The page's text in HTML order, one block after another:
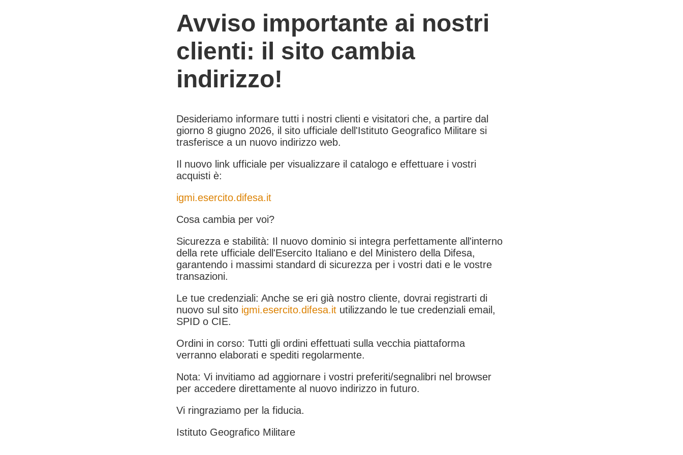
Avviso importante ai nostri
clienti: il sito cambia
indirizzo!
Desideriamo informare tutti i nostri clienti e visitatori che, a partire dal
giorno 8 giugno 2026, il sito ufficiale dell'Istituto Geografico Militare si
trasferisce a un nuovo indirizzo web.
Il nuovo link ufficiale per visualizzare il catalogo e effettuare i vostri
acquisti è:
igmi.esercito.difesa.it
Cosa cambia per voi?
Sicurezza e stabilità: Il nuovo dominio si integra perfettamente all'interno
della rete ufficiale dell'Esercito Italiano e del Ministero della Difesa,
garantendo i massimi standard di sicurezza per i vostri dati e le vostre
transazioni.
Le tue credenziali: Anche se eri già nostro cliente, dovrai registrarti di
nuovo sul sito igmi.esercito.difesa.it utilizzando le tue credenziali email,
SPID o CIE.
Ordini in corso: Tutti gli ordini effettuati sulla vecchia piattaforma
verranno elaborati e spediti regolarmente.
Nota: Vi invitiamo ad aggiornare i vostri preferiti/segnalibri nel browser
per accedere direttamente al nuovo indirizzo in futuro.
Vi ringraziamo per la fiducia.
Istituto Geografico Militare